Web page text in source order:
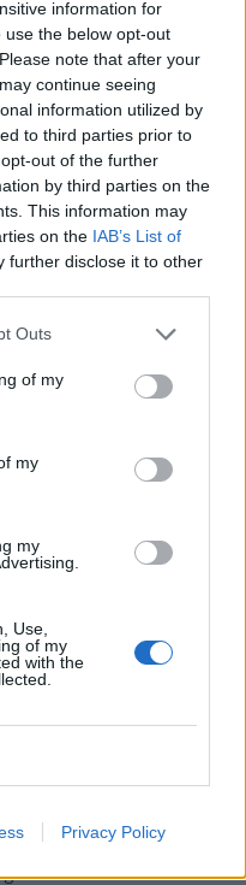
information for
the below opt-out
note that after your
continue seeing
information utilized by
to third parties prior to
out of the further
by third parties on the
This information may
on the IAB’s List of
further disclose it to other
Outs
of my
my
my
Use,
of my
with the
Privacy Policy
a túlélő Franciaország
kérnek?
kifejezések laza
zsenialitása